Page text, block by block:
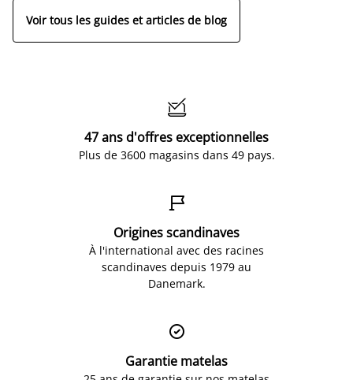
Voir tous les guides et articles de blog

47 ans d'offres exceptionnelles
Plus de 3600 magasins dans 49 pays.

Origines scandinaves
À l'international avec des racines
scandinaves depuis 1979 au
Danemark.

Garantie matelas